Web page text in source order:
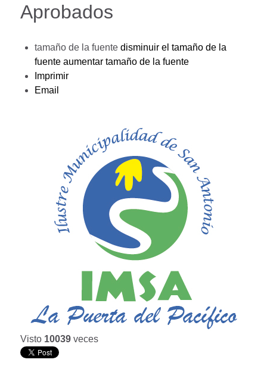
Aprobados
tamaño de la fuente disminuir el tamaño de la
fuente aumentar tamaño de la fuente
Imprimir
Email
Visto 10039 veces